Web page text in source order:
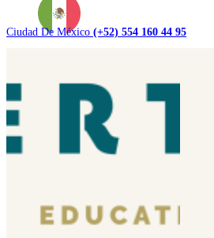
Ciudad De México (+52) 554 160 44 95